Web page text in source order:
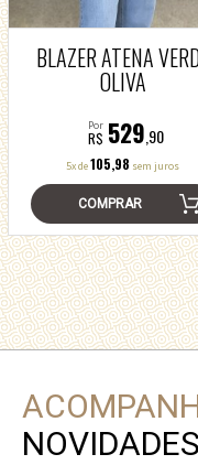
BLAZER ATENA
OLIVA
Por
R$ 529 ,90
5x de105,98 sem juros
COMPRAR
NOVIDADES